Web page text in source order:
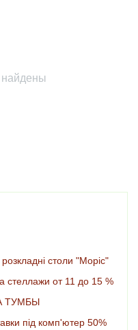
столи "Моріс"
стеллажи от 11 до 15 %
ТУМБЫ
під комп'ютер 50%